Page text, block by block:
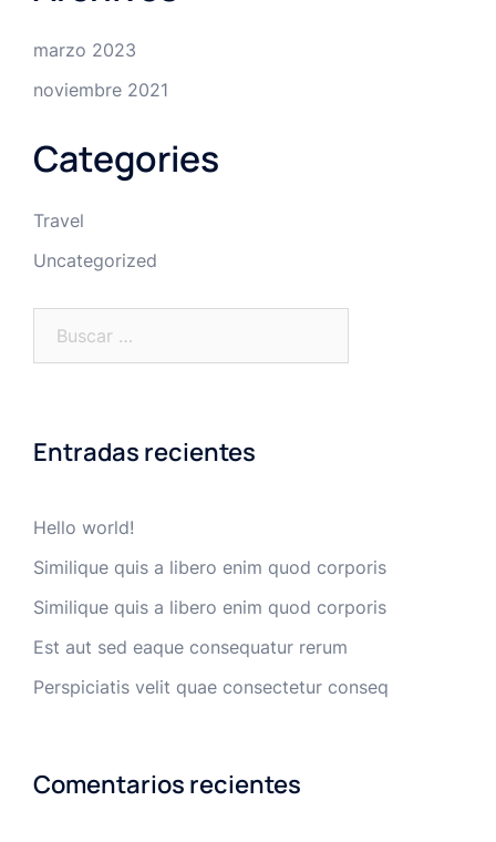
marzo 2023
noviembre 2021
Categories
Travel
Uncategorized
Entradas recientes
Hello world!
Similique quis a libero enim quod corporis
Similique quis a libero enim quod corporis
Est aut sed eaque consequatur rerum
Perspiciatis velit quae consectetur conseq
Comentarios recientes